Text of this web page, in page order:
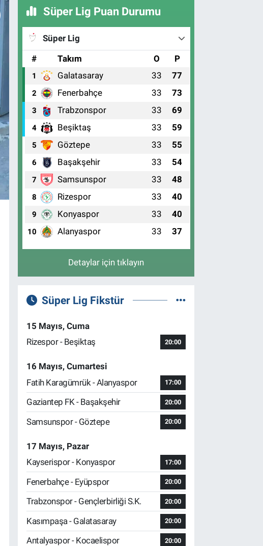
Süper Lig Puan Durumu
Süper Lig
#
Takım O P
1 Galatasaray 33 77
2 Fenerbahçe 33 73
3 Trabzonspor 33 69
4 Beşiktaş 33 59
5 Göztepe 33 55
6 Başakşehir 33 54
7 Samsunspor 33 48
8 Rizespor 33 40
9 Konyaspor 33 40
10 Alanyaspor 33 37
Detaylar için tıklayın
Süper Lig Fikstür
15 Mayıs, Cuma
Rizespor - Beşiktaş
20:00
16 Mayıs, Cumartesi
Fatih Karagümrük - Alanyaspor
17:00
Gaziantep FK - Başakşehir 20:00
Samsunspor - Göztepe 20:00
17 Mayıs, Pazar
Kayserispor - Konyaspor
17:00
Fenerbahçe - Eyüpspor 20:00
Trabzonspor - Gençlerbirliği S.K. 20:00
Kasımpaşa - Galatasaray 20:00
Antalyaspor - Kocaelispor 20:00